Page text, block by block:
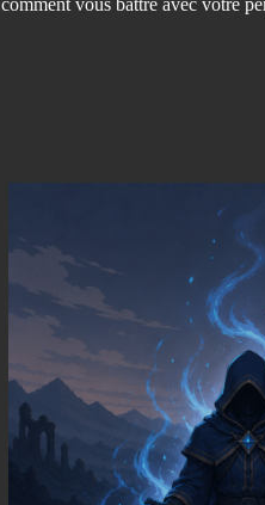
comment vous battre avec votre